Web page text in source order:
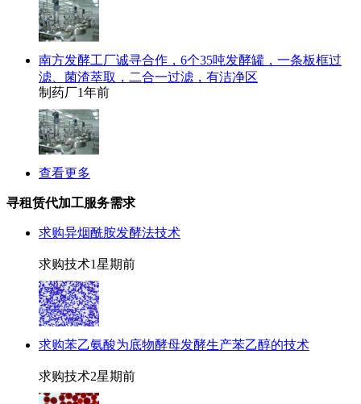
南方发酵工厂诚寻合作，6个35吨发酵罐，一条板框过
滤、菌渣萃取，二合一过滤，有洁净区
制药厂1年前
查看更多
寻租赁代加工服务需求
求购异烟酰胺发酵法技术
求购技术1星期前
求购苯乙氨酸为底物酵母发酵生产苯乙醇的技术
求购技术2星期前